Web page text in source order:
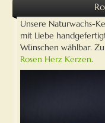
Unsere Naturwachs-
mit Liebe
Wünschen wählbar.
Rosen Herz Kerzen.